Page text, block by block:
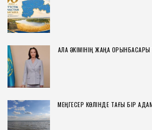
ҚАЛА ӘКІМІНІҢ ЖАҢА
МЕҢГЕСЕР КӨЛІНДЕ ТАҒЫ БІР